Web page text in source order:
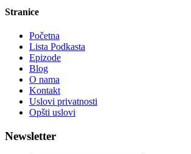
Stranice
Početna
Lista Podkasta
Epizode
Blog
O nama
Kontakt
Uslovi privatnosti
Opšti uslovi
Newsletter